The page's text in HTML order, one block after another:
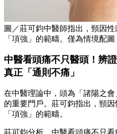
圖／莊可鈞中醫師指出，頸因性
「項強」的範疇。僅為情境配
中醫看頭痛不只醫頭！辨
真正「通則不痛」
在中醫理論中，頭為「諸陽之
的重要門戶。莊可鈞指出，頸因
「項強」的範疇。
莊可鈞分析，中醫看頭痛不只